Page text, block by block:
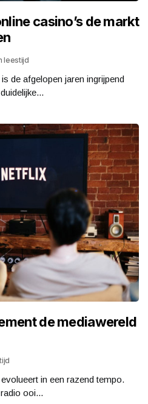
casino’s de markt
leestijd
de afgelopen jaren ingrijpend
de mediawereld
in een razend tempo.
ooi...